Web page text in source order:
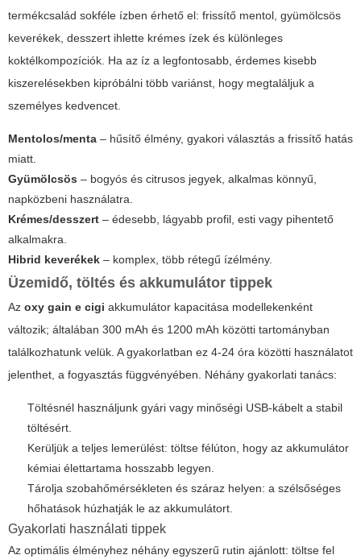
termékcsalád sokféle ízben érhető el: frissítő mentol, gyümölcsös
keverékek, desszert ihlette krémes ízek és különleges
koktélkompozíciók. Ha az íz a legfontosabb, érdemes kisebb
kiszerelésekben kipróbálni több variánst, hogy megtaláljuk a
személyes kedvencet.
Mentolos/menta – hűsítő élmény, gyakori választás a frissítő hatás
miatt.
Gyümölcsös – bogyós és citrusos jegyek, alkalmas könnyű,
napközbeni használatra.
Krémes/desszert – édesebb, lágyabb profil, esti vagy pihentető
alkalmakra.
Hibrid keverékek – komplex, több rétegű ízélmény.
Üzemidő, töltés és akkumulátor tippek
Az oxy gain e cigi akkumulátor kapacitása modellekenként
változik; általában 300 mAh és 1200 mAh közötti tartományban
találkozhatunk velük. A gyakorlatban ez 4-24 óra közötti használatot
jelenthet, a fogyasztás függvényében. Néhány gyakorlati tanács:
Töltésnél használjunk gyári vagy minőségi USB-kábelt a stabil
töltésért.
Kerüljük a teljes lemerülést: töltse félúton, hogy az akkumulátor
kémiai élettartama hosszabb legyen.
Tárolja szobahőmérsékleten és száraz helyen: a szélsőséges
hőhatások húzhatják le az akkumulátort.
Gyakorlati használati tippek
Az optimális élményhez néhány egyszerű rutin ajánlott: töltse fel